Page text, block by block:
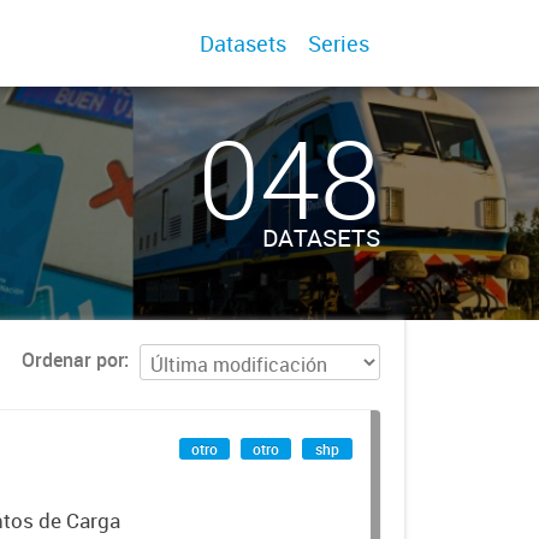
Datasets Series
048
DATASETS
Ordenar por
de Carga
otro otro shp